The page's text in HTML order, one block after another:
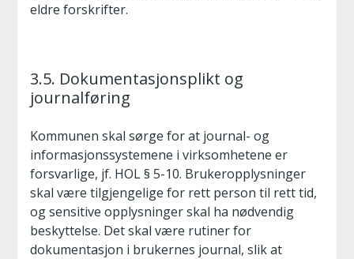
eldre forskrifter.
3.5. Dokumentasjonsplikt og
journalføring
Kommunen skal sørge for at journal- og
informasjonssystemene i virksomhetene er
forsvarlige, jf. HOL § 5-10. Brukeropplysninger
skal være tilgjengelige for rett person til rett tid,
og sensitive opplysninger skal ha nødvendig
beskyttelse. Det skal være rutiner for
dokumentasjon i brukernes journal, slik at